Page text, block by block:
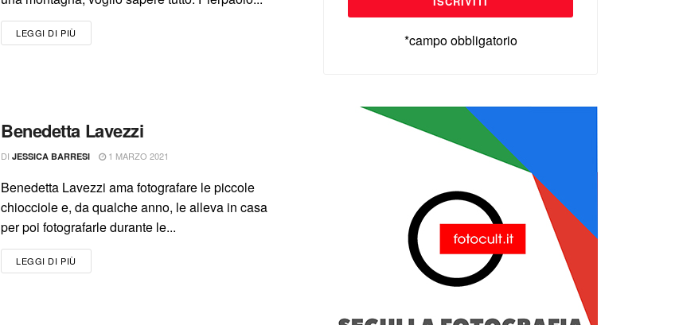
LEGGI DI PIÙ
Benedetta Lavezzi
DI JESSICA BARRESI 1 MARZO 2021
Benedetta Lavezzi ama fotografare le piccole
chiocciole e, da qualche anno, le alleva in casa
per poi fotografarle durante le...
LEGGI DI PIÙ
*campo obbligatorio